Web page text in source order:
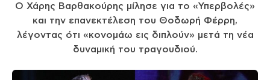
Ο Χάρης Βαρθακούρης μίλησε για το «Υπερβολές»
και την επανεκτέλεση του Θοδωρή Φέρρη,
λέγοντας ότι «κονομάω εις διπλούν» μετά τη νέα
δυναμική του τραγουδιού.